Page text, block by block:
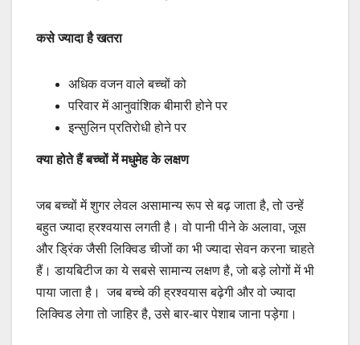
कसे ज्यादा है खतरा
अधिक वजन वाले बच्चों को
परिवार में आनुवांशिक बीमारी होने पर
इन्सुलिन प्रतिरोधी होने पर
क्या होते हैं बच्चों में मधुमेह के लक्षण
जब बच्चों में शुगर लेवल असामान्य रूप से बढ़ जाता है, तो उन्हें
बहुत ज्यादा ह्रश्वयास लगती है। वो पानी पीने के अलावा, जूस
और ड्रिंक जैसी लिक्विड चीजों का भी ज्यादा सेवन करना चाहते
हैं। डायबिटीज का ये सबसे सामान्य लक्षण है, जो बड़े लोगों में भी
पाया जाता है। जब बच्चे की ह्रश्वयास बढ़ेगी और वो ज्यादा
लिक्विड लेगा तो जाहिर है, उसे बार-बार पेशाब जाना पड़ेगा।